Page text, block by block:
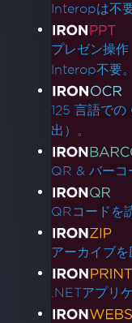
Docker
Google
AWS
AWS
Lambda
ランタイ
Docker
Lambda
一般的な質
Azureの
初期レ
フォント
どのバ
Interopは不要
プレゼン操
Interop不要。
125 言語での
出）。
QR & バーコ
QRコードを
アーカイブを
.NETアプリ